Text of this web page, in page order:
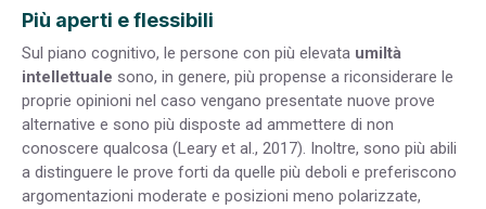
Più aperti e flessibili
Sul piano cognitivo, le persone con più elevata umiltà
intellettuale sono, in genere, più propense a riconsiderare le
proprie opinioni nel caso vengano presentate nuove prove
alternative e sono più disposte ad ammettere di non
conoscere qualcosa (Leary et al., 2017). Inoltre, sono più abili
a distinguere le prove forti da quelle più deboli e preferiscono
argomentazioni moderate e posizioni meno polarizzate,